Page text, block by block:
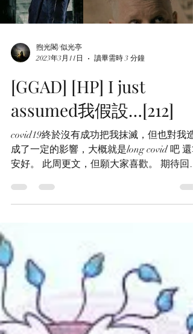
煦光閣/似光亭
2023年3月11日
讀畢需時 3 分鐘
[GGAD] [HP] I just
assumed我假設…[212]
covid19終於沒有成功把我抹滅，但也對我造
應、同在、評論與意見！ [好吧 這章應該叫
~四個男子一個娃，大家一起很尷尬?] 健康平
安 祝福同在 [212]...